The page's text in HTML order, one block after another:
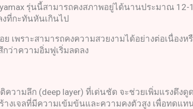
รุ่นนี้สามารถคงสภาพอยู่ได้นานประมาณ
ที่กะทันหันเกินไป
ย เพราะสามารถคงความสวยงามได้อย่างต่อเนื่อ
ว่าความอิ่มฟูเริ่มลดลง
วามลึก (deep layer) ที่เด่นชัด จะช่วยเพิ่มแรงดึง
เจลที่มีความเข้มข้นและความคงตัวสูง เพื่อทดแ